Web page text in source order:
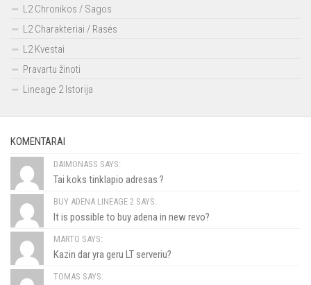
L2 Chronikos / Sagos
L2 Charakteriai / Rasės
L2 Kvestai
Pravartu žinoti
Lineage 2 Istorija
KOMENTARAI
DAIMONASS SAYS:
Tai koks tinklapio adresas ?
BUY ADENA LINEAGE 2 SAYS:
It is possible to buy adena in new revo?
MARTO SAYS:
Kazin dar yra geru LT serveriu?
TOMAS SAYS: